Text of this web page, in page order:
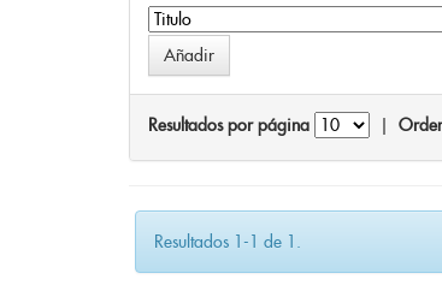
Resultados por página
Resultados 1-1 de 1.